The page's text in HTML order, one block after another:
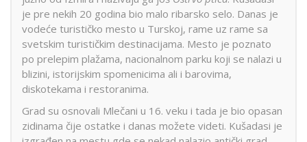
je pre nekih 20 godina bio malo ribarsko selo. Danas je
vodeće turističko mesto u Turskoj, rame uz rame sa
svetskim turističkim destinacijama. Mesto je poznato
po prelepim plažama, nacionalnom parku koji se nalazi u
blizini, istorijskim spomenicima ali i barovima,
diskotekama i restoranima.
Grad su osnovali Mlečani u 16. veku i tada je bio opasan
zidinama čije ostatke i danas možete videti. Kušadasi je